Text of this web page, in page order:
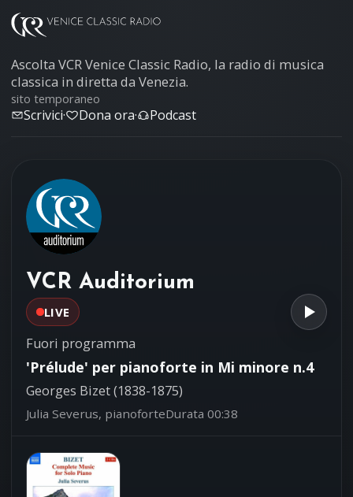
Ascolta VCR Venice Classic Radio, la radio di musica
classica in diretta da Venezia.
sito temporaneo
Scrivici· Dona ora· Podcast
VCR Auditorium
LIVE
Fuori programma
'Prélude' per pianoforte in Mi minore n.4
Georges Bizet (1838-1875)
Julia Severus, pianoforteDurata 00:38